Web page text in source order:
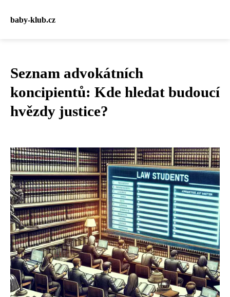
baby-klub.cz
Seznam advokátních
koncipientů: Kde hledat budoucí
hvězdy justice?